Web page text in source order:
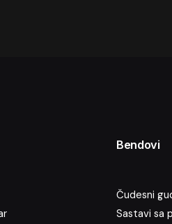
Bendovi
Čudesni
Sastavi sa